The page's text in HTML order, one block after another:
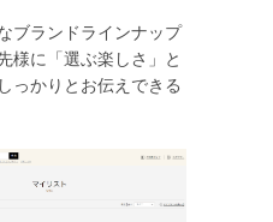
ブランドラインナップ
様に「選ぶ楽しさ」と
っかりとお伝えできる